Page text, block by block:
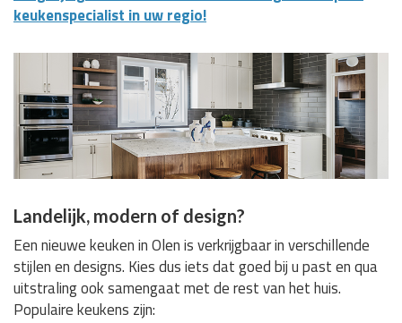
keukenspecialist in uw regio!
Landelijk, modern of design?
Een nieuwe keuken in Olen is verkrijgbaar in verschillende
stijlen en designs. Kies dus iets dat goed bij u past en qua
uitstraling ook samengaat met de rest van het huis.
Populaire keukens zijn: